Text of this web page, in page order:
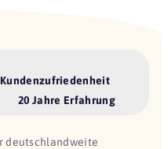
Kundenzufriedenheit
20 Jahre Erfahrung
deutschlandweite